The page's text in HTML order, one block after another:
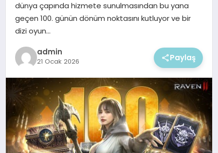
dünya çapında hizmete sunulmasından bu yana
geçen 100. günün dönüm noktasını kutluyor ve bir
dizi oyun…
admin
21 Ocak 2026 Paylaş